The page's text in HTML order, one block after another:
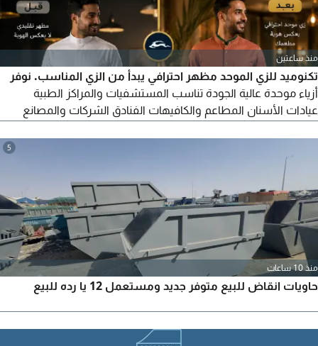
منذ ساعتين
تكنوميد للزي الموحد مظهر احترافي يبدأ من الزي المناسب. نوفر
أزياء موحدة عالية الجودة تناسب المستشفيات والمراكز الطبية
عيادات الأسنان المطاعم والكافيهات الفنادق الشركات والمصانع
السعر الآن، وسنساعدك في اختيار الزي المناسب لجهتك
5
منذ 10 ساعات
حاويات انقاض للبيع متوفر جديد ومستعمل 12 يا رده للبيع